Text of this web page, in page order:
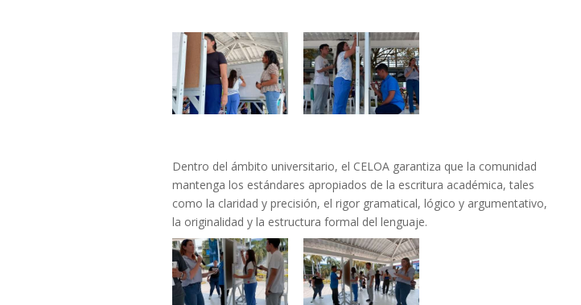
Dentro del ámbito universitario, el CELOA garantiza que la comunidad
mantenga los estándares apropiados de la escritura académica, tales
como la claridad y precisión, el rigor gramatical, lógico y argumentativo,
la originalidad y la estructura formal del lenguaje.